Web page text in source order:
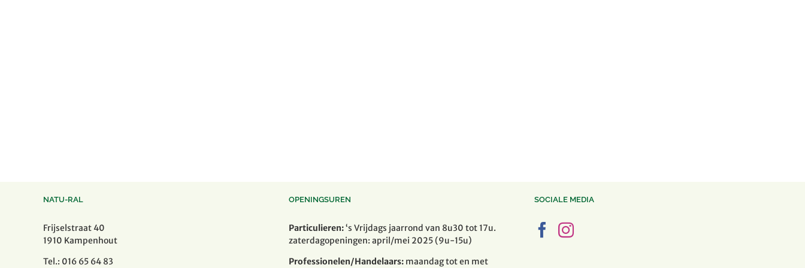
NATU-RAL
Frijselstraat 40
1910 Kampenhout
Tel.: 016 65 64 83
OPENINGSUREN
Particulieren:‘s Vrijdags jaarrond van 8u30 tot 17u.
zaterdagopeningen: april/mei 2025 (9u-15u)
Professionelen/Handelaars: maandag tot en met
SOCIALE MEDIA